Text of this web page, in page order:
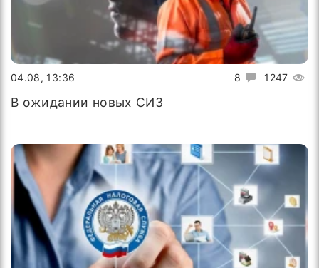
8 1247
04.08, 13:36
В ожидании новых СИЗ